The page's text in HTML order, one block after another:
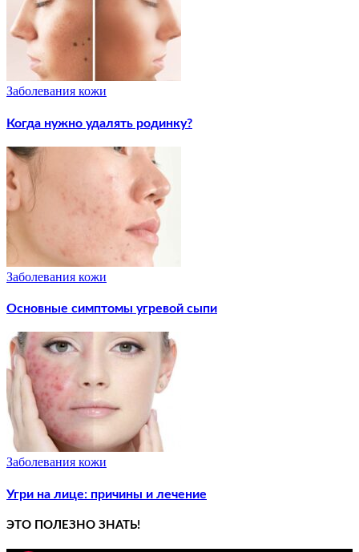
Заболевания кожи
Когда нужно удалять родинку?
Заболевания кожи
Основные симптомы угревой сыпи
Заболевания кожи
Угри на лице: причины и лечение
ЭТО ПОЛЕЗНО ЗНАТЬ!